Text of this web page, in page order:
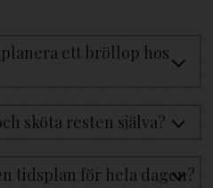
ett bröllop hos
sköta resten själva?
tidsplan för hela dagen?